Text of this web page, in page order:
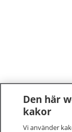
Den här
kakor
Vi använder